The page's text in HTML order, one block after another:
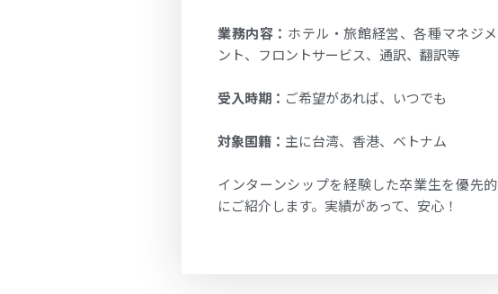
業務内容： ホテル・旅館経営、各種マネジメ
ント、フロントサービス、通訳、翻訳等
受入時期： ご希望があれば、いつでも
対象国籍： 主に台湾、香港、ベトナム
インターンシップを経験した卒業生を優先的
にご紹介します。実績があって、安心！